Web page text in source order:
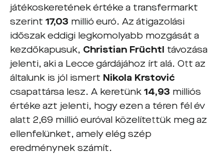
játékoskeretének értéke a transfermarkt
szerint 17,03 millió euró. Az átigazolási
időszak eddigi legkomolyabb mozgását a
kezdőkapusuk, Christian Früchtl távozása
jelenti, aki a Lecce gárdájához írt alá. Ott az
általunk is jól ismert Nikola Krstović
csapattársa lesz. A keretünk 14,93 milliós
értéke azt jelenti, hogy ezen a téren fél év
alatt 2,69 millió euróval közelítettük meg az
ellenfelünket, amely elég szép
eredménynek számít.